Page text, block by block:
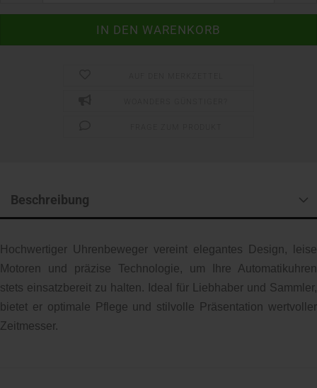
Beschreibung
Hochwertiger Uhrenbeweger vereint elegantes Design, leise
Motoren und präzise Technologie, um Ihre Automatikuhren
stets einsatzbereit zu halten. Ideal für Liebhaber und Sammler,
bietet er optimale Pflege und stilvolle Präsentation wertvoller
Zeitmesser.